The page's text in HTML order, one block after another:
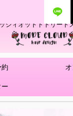
質改善トリートメント
ジィオットトトリート